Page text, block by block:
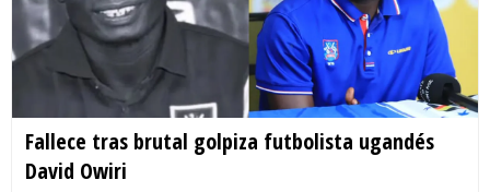
Fallece tras brutal golpiza futbolista ugandés
David Owiri